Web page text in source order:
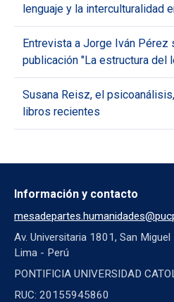
lenguaje y la interculturalidad
Entrevista a Jorge Iván Pérez
publicación "La estructura del
Susana Reisz, el
libros recientes
Información y contacto
Av. Universitaria 1801, San
Lima - Perú
PONTIFICIA UNIVERSIDAD
RUC: 20155945860